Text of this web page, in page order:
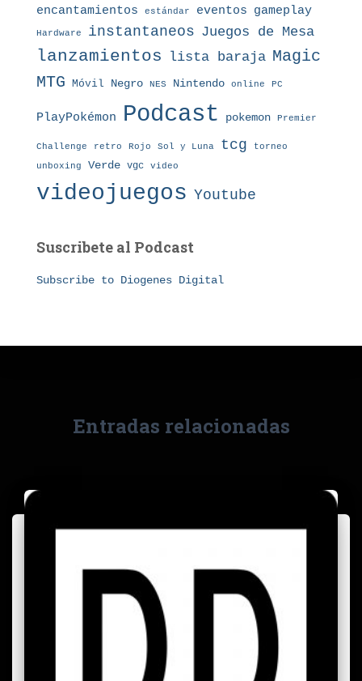
encantamientos estándar eventos gameplay
Hardware instantaneos Juegos de Mesa
lanzamientos lista baraja Magic
MTG Móvil Negro NES Nintendo online PC
PlayPokémon Podcast pokemon Premier
Challenge retro Rojo Sol y Luna tcg torneo
unboxing Verde vgc video
videojuegos Youtube
Suscribete al Podcast
Subscribe to Diogenes Digital
Entradas relacionadas